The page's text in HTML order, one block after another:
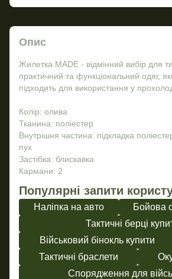
Опис
Жилетка MADE - відмінний вибір для
практичний та функціональний одяг,
підходить для використання у
Колір: олива
Тканина: поліестер
Внутрішня частина: підкладка
пух
Застібка: блискавка
Кармани: 2
Популярні запити
Наліпка на авто
Бойова
Тактичні берці
Військовий бінокль купити
Тактичні браслети
Спорядження для